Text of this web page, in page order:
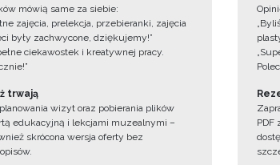
mówią same za siebie:
zajęcia, prelekcja, przebieranki, zajęcia
były zachwycone, dziękujemy!”
ciekawostek i kreatywnej pracy.
trwają
wizyt oraz pobierania plików
edukacyjną i lekcjami muzealnymi –
skrócona wersja oferty bez
PDF